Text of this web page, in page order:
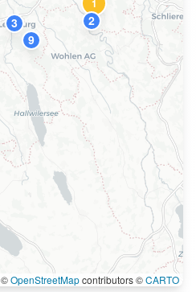
1
2
3
9
©OpenStreetMapcontributors ©CARTO